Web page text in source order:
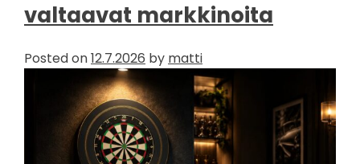
valtaavat markkinoita
Posted on12.7.2026 by matti